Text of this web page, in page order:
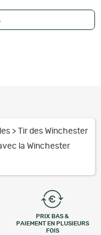
>
Tir des Winchester
la Winchester
PRIX BAS &
PAIEMENT EN PLUSIEURS
FOIS